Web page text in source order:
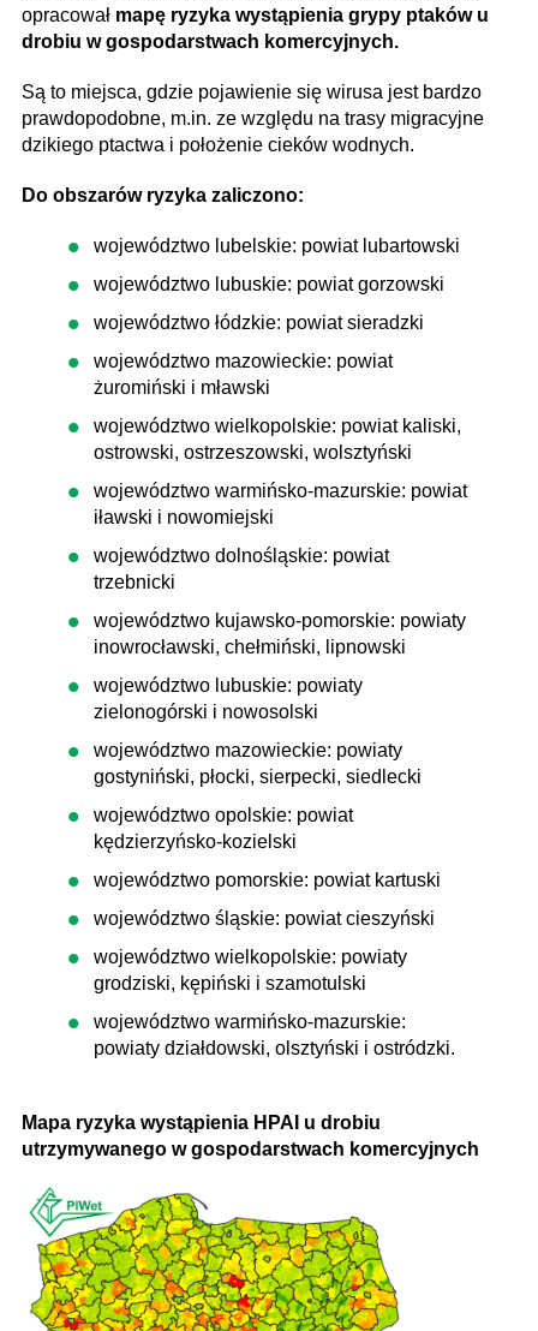
opracował mapę ryzyka wystąpienia grypy ptaków u
drobiu w gospodarstwach komercyjnych.
Są to miejsca, gdzie pojawienie się wirusa jest bardzo
prawdopodobne, m.in. ze względu na trasy migracyjne
dzikiego ptactwa i położenie cieków wodnych.
Do obszarów ryzyka zaliczono:
województwo lubelskie: powiat lubartowski
województwo lubuskie: powiat gorzowski
województwo łódzkie: powiat sieradzki
województwo mazowieckie: powiat
żuromiński i mławski
województwo wielkopolskie: powiat kaliski,
ostrowski, ostrzeszowski, wolsztyński
województwo warmińsko-mazurskie: powiat
iławski i nowomiejski
województwo dolnośląskie: powiat
trzebnicki
województwo kujawsko-pomorskie: powiaty
inowrocławski, chełmiński, lipnowski
województwo lubuskie: powiaty
zielonogórski i nowosolski
województwo mazowieckie: powiaty
gostyniński, płocki, sierpecki, siedlecki
województwo opolskie: powiat
kędzierzyńsko-kozielski
województwo pomorskie: powiat kartuski
województwo śląskie: powiat cieszyński
województwo wielkopolskie: powiaty
grodziski, kępiński i szamotulski
województwo warmińsko-mazurskie:
powiaty działdowski, olsztyński i ostródzki.
Mapa ryzyka wystąpienia HPAI u drobiu
utrzymywanego w gospodarstwach komercyjnych